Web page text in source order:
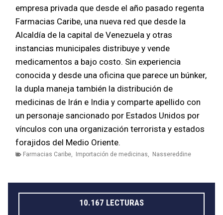
empresa privada que desde el año pasado regenta
Farmacias Caribe, una nueva red que desde la
Alcaldía de la capital de Venezuela y otras
instancias municipales distribuye y vende
medicamentos a bajo costo. Sin experiencia
conocida y desde una oficina que parece un búnker,
la dupla maneja también la distribución de
medicinas de Irán e India y comparte apellido con
un personaje sancionado por Estados Unidos por
vínculos con una organización terrorista y estados
forajidos del Medio Oriente.
Farmacias Caribe Importación de medicinas Nassereddine
10.167 LECTURAS